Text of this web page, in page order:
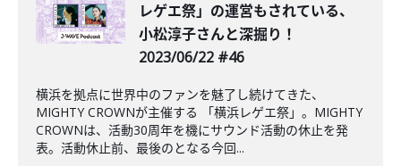
レゲエ祭」の運営もされている、
小松淳子さんと深掘り！
2023/06/22 #46
横浜を拠点に世界中のファンを魅了し続けてきた、
MIGHTY CROWNが主催する 「横浜レゲエ祭」。MIGHTY
CROWNは、活動30周年を機にサウンド活動の休止を発
表。活動休止前、最後のとなる今回...